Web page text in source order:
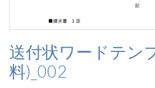
送付状ワードテン
料)_002